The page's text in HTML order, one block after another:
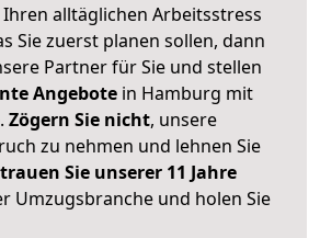
alltäglichen Arbeitsstress
Sie zuerst planen sollen, dann
Partner für Sie und stellen
Angebote in Hamburg mit
Zögern Sie nicht, unsere
zu nehmen und lehnen Sie
Sie unserer 11 Jahre
Umzugsbranche und holen Sie